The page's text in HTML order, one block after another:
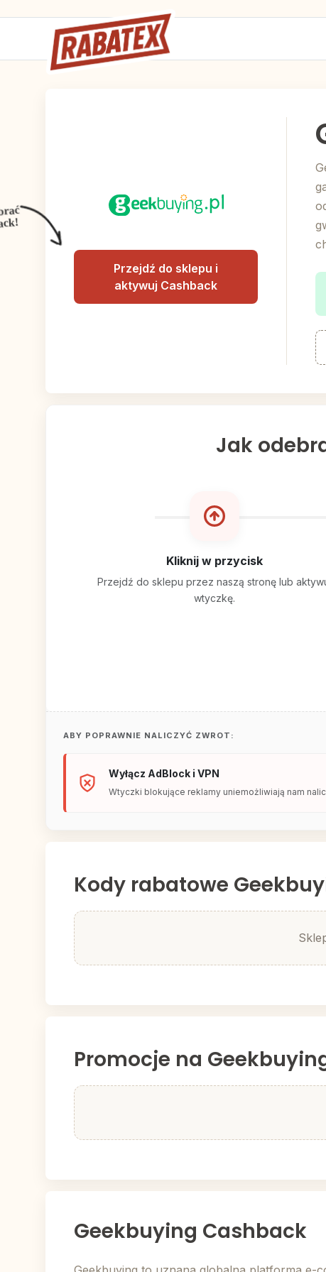
Przejdź do sklepu i
aktywuj Cashback
Jak
Kliknij w przycisk
Przejdź do sklepu przez naszą stronę lub
wtyczkę.
ABY POPRAWNIE NALICZYĆ ZWROT:
Wyłącz AdBlock i VPN
Wtyczki blokujące reklamy uniemożliwiają nam
Kody rabatowe
Promocje na
Geekbuying Cashback